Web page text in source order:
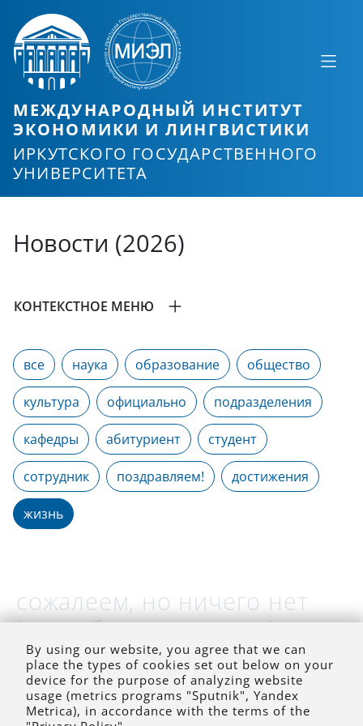
МЕЖДУНАРОДНЫЙ ИНСТИТУТ
ЭКОНОМИКИ И ЛИНГВИСТИКИ
ИРКУТСКОГО ГОСУДАРСТВЕННОГО
УНИВЕРСИТЕТА
Новости (2026)
КОНТЕКСТНОЕ МЕНЮ
все наука образование общество
культура официально подразделения
кафедры абитуриент студент
сотрудник поздравляем! достижения
жизнь
сожалеем, но ничего нет
(на выбранное время)
By using our website, you agree that we can
place the types of cookies set out below on your
device for the purpose of analyzing website
usage (metrics programs "Sputnik", Yandex
Metrica), in accordance with the terms of the